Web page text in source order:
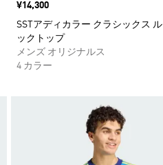
価格
¥14,300
SSTアディカラー クラシックス
ックトップ
メンズ オリジナルス
4 カラー
ほしいものリストに追加